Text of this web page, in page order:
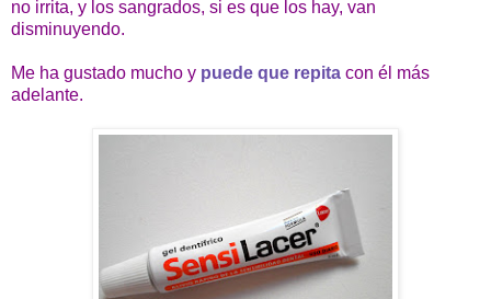
no irrita, y los sangrados, si es que los hay, van
disminuyendo.
Me ha gustado mucho y puede que repita con él más
adelante.